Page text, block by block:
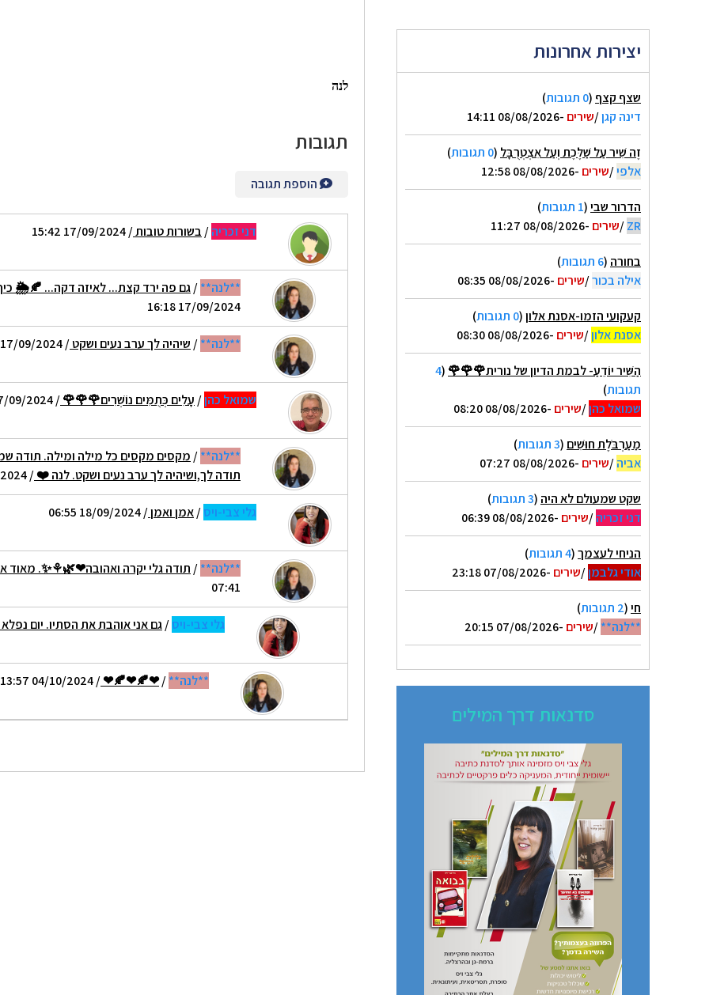
יצירות אחרונות
שצף קצף (0 תגובות
)
דינה קגן/שירים -08/08/2026 14:11
זֶה שִׁיר עַל שַׁלֶּכֶת וְעַל אִצְטְרֻבָּל (0 תגובות
)
אלפי/שירים -08/08/2026 12:58
הדרור שבי(1 תגובות
)
ZR
/שירים -08/08/2026 11:27
בחורה (6 תגובות
)
אילה בכור/שירים -08/08/2026 08:35
קעקועי הזמו-אסנת אלון(0 תגובות
)
אסנת אלון/שירים -08/08/2026 08:30
הַשִּׁיר יוֹדֵעַ- לבמת הדיון של נורית🌹🌹🌹 (
4
תגובות)
שמואל כהן/שירים -08/08/2026 08:20
מַעַרְבֹּלֶת חוּשִׁים (3 תגובות
)
אביה/שירים -08/08/2026 07:27
שקט שמעולם לא היה (3 תגובות
)
דני זכריה/שירים -08/08/2026 06:39
הניחי לעצמך(4 תגובות
)
אודי גלבמן/שירים -07/08/2026 23:18
חי(2 תגובות
)
**לנה**/שירים -07/08/2026 20:15
סדנאות דרך המילים
לנה
תגובות
הוספת תגובה
דני זכריה/בשורות טובות/ 17/09/2024 15:42
**לנה**/גם פה ירד קצת... לאיזה דקה... 🍂🌦
17/09/2024 16:18
**לנה**/שיהיה לך ערב נעים ושקט/ 17/09/2024 18:28
שמואל כהן/עָלִים כְּתֻמִּים נוֹשְׁרִים🌹🌹🌹/ 17/09/2024 17:40
**לנה**/מקסים מקסים כל מילה ומילה. תודה
תודה לך,ושיהיה לך ערב נעים ושקט. לנה ❤️/ 17/09/2024 18:27
גלי צבי-ויס/אמן ואמן/ 18/09/2024 06:55
**לנה**/תודה גלי יקרה ואהובה❤🌿⚘️✨️. מאוד
07:41
גלי צבי-ויס/גם אני אוהבת את הסתיו. יום
**לנה**/
❤🍂❤🍂❤
/ 04/10/2024 13:57